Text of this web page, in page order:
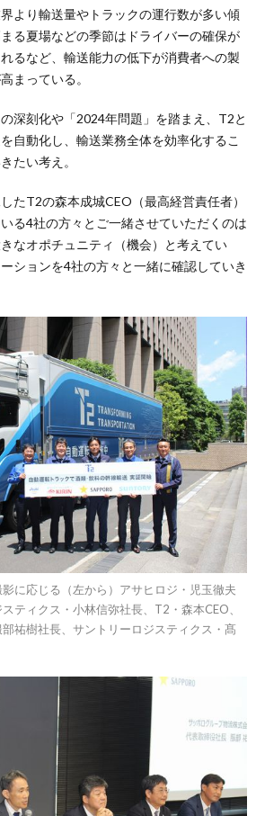
より輸送量やトラックの運行数が多い傾
る夏場などの季節はドライバーの確保が
るなど、輸送能力の低下が消費者への製
まっている。
深刻化や「2024年問題」を踏まえ、T2と
自動化し、輸送業務全体を効率化するこ
たい考え。
たT2の森本成城CEO（最高経営責任者）
る4社の方々とご一緒させていただくのは
なオポチュニティ（機会）と考えてい
ションを4社の方々と一緒に確認していき
に応じる（左から）アサヒロジ・児玉徹夫
ティクス・小林信弥社長、T2・森本CEO、
祐樹社長、サントリーロジスティクス・髙